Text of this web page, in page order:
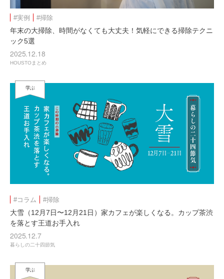
#実例 #掃除
年末の大掃除、時間がなくても大丈夫！気軽にできる掃除テクニ
ック5選
2025.12.18
HOUSTOまとめ
学ぶ
#コラム #掃除
大雪（12月7日〜12月21日）家カフェが楽しくなる。カップ茶渋
を落とす王道お手入れ
2025.12.7
暮らしの二十四節気
学ぶ